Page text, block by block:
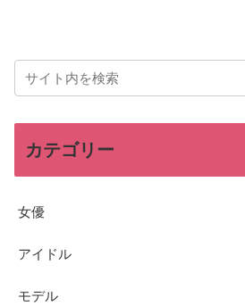
カテゴリー
女優
アイドル
モデル